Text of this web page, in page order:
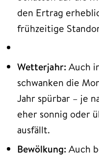
den Ertrag
frühzeitige
Wetterjahr: Auch
schwanken die
Jahr spürbar – je
eher sonnig oder
ausfällt.
Bewölkung: Auch